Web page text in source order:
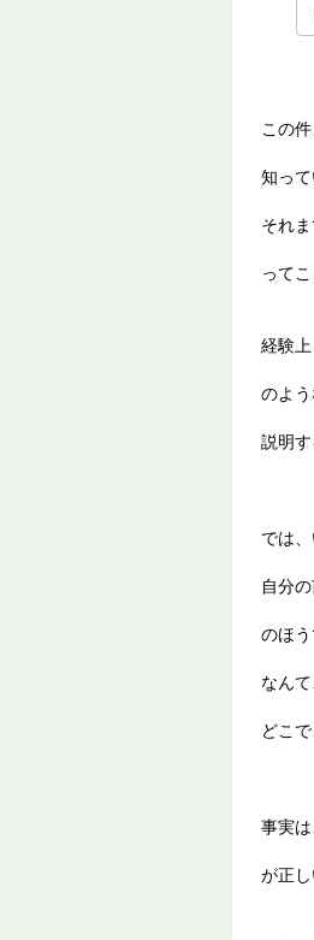
この
知っ
それま
って
経験
のよ
説明
では
自分
のほう
なん
どこ
事実
が正